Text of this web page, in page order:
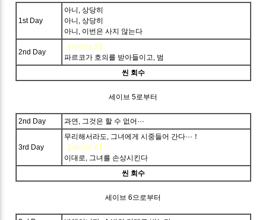
1st Day
아니, 상당히
아니, 상당히
아니, 이번은 사지 않는다
2nd Day
【세이브 5】
파르코가 호의를 받아들이고, 범
씬 회수
세이브 5로부터
2nd Day 과연, 그것은 할 수 없어···
3rd Day
무리해서라도, 그녀에게 시중들어 간다···！
【세이브 6】
이대로, 그녀를 손상시킨다
씬 회수
세이브 6으로부터